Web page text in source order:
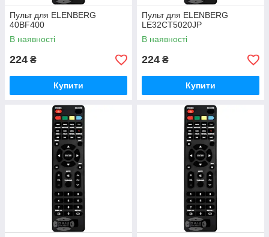
Пульт для ELENBERG
40BF400
В наявності
224 ₴
Купити
Пульт для ELENBERG
LE32CT5020JP
В наявності
224 ₴
Купити